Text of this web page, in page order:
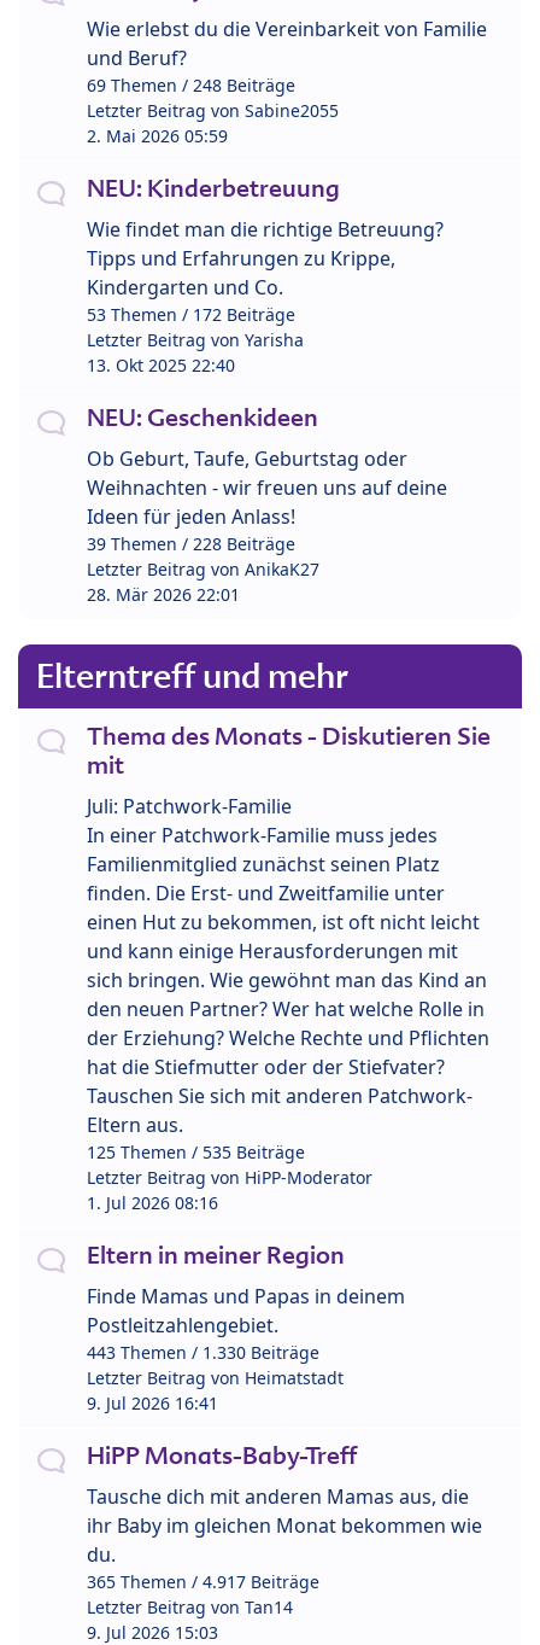
Wie erlebst du die Vereinbarkeit von Familie
und Beruf?
69 Themen / 248 Beiträge
Letzter Beitrag von Sabine2055
2. Mai 2026 05:59
NEU: Kinderbetreuung
Wie findet man die richtige Betreuung?
Tipps und Erfahrungen zu Krippe,
Kindergarten und Co.
53 Themen / 172 Beiträge
Letzter Beitrag von Yarisha
13. Okt 2025 22:40
NEU: Geschenkideen
Ob Geburt, Taufe, Geburtstag oder
Weihnachten - wir freuen uns auf deine
Ideen für jeden Anlass!
39 Themen / 228 Beiträge
Letzter Beitrag von AnikaK27
28. Mär 2026 22:01
Elterntreff und mehr
Thema des Monats - Diskutieren Sie
mit
Juli: Patchwork-Familie
In einer Patchwork-Familie muss jedes
Familienmitglied zunächst seinen Platz
finden. Die Erst- und Zweitfamilie unter
einen Hut zu bekommen, ist oft nicht leicht
und kann einige Herausforderungen mit
sich bringen. Wie gewöhnt man das Kind an
den neuen Partner? Wer hat welche Rolle in
der Erziehung? Welche Rechte und Pflichten
hat die Stiefmutter oder der Stiefvater?
Tauschen Sie sich mit anderen Patchwork-
Eltern aus.
125 Themen / 535 Beiträge
Letzter Beitrag von HiPP-Moderator
1. Jul 2026 08:16
Eltern in meiner Region
Finde Mamas und Papas in deinem
Postleitzahlengebiet.
443 Themen / 1.330 Beiträge
Letzter Beitrag von Heimatstadt
9. Jul 2026 16:41
HiPP Monats-Baby-Treff
Tausche dich mit anderen Mamas aus, die
ihr Baby im gleichen Monat bekommen wie
du.
365 Themen / 4.917 Beiträge
Letzter Beitrag von Tan14
9. Jul 2026 15:03